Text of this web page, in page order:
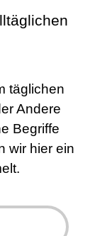
täglichen
Andere
Begriffe
wir hier ein